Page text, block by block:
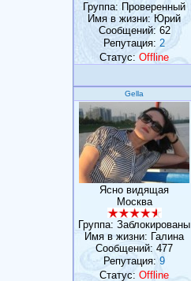
Группа: Проверенный
Имя в жизни: Юрий
Сообщений: 62
Репутация:2
Статус:Offline
Gella
Ясно видящая
Москва
Группа: Заблокированы
Имя в жизни: Галина
Сообщений:477
Репутация:9
Статус:Offline